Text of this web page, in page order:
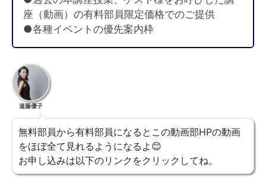
座（動画）の有料部員限定価格でのご提供
●各種イベントの優先案内枠
遠藤優子
無料部員から有料部員になるとこの動画部HPの動画
をほぼ全て見れるようになるよ😊
お申し込みは以下のリンクをクリックしてね。